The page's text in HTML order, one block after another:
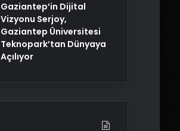
Gaziantep’in Dijital
Vizyonu Serjoy,
Gaziantep Üniversitesi
Teknopark’tan Dünyaya
Açılıyor